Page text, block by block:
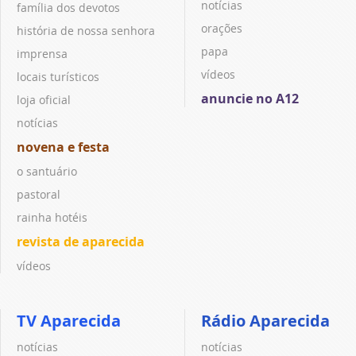
família dos devotos
história de nossa senhora
imprensa
locais turísticos
loja oficial
notícias
novena e festa
o santuário
pastoral
rainha hotéis
revista de aparecida
vídeos
notícias
orações
papa
vídeos
anuncie no A12
TV Aparecida
notícias
Rádio Aparecida
notícias